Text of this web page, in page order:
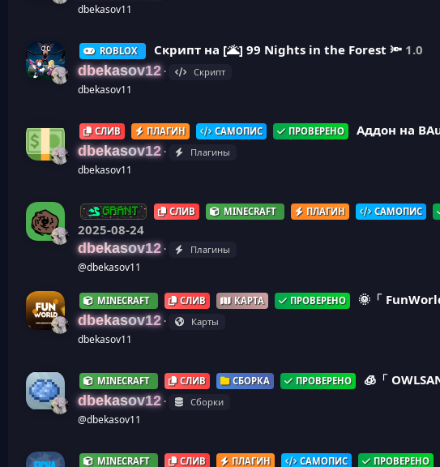
dbekasov11
ROBLOX Cкрипт на [🌋] 99 Nights in the Forest 🔦 1.0
dbekasov12
Скрипт
dbekasov11
СЛИВ ПЛАГИН САМОПИС ПРОВЕРЕНО Аддон на
dbekasov12
Плагины
dbekasov11
GRANT СЛИВ MINECRAFT ПЛАГИН САМОПИС
2025-08-24
dbekasov12
Плагины
@dbekasov11
MINECRAFT СЛИВ КАРТА ПРОВЕРЕНО 🌞「
dbekasov12
Карты
dbekasov11
MINECRAFT СЛИВ СБОРКА ПРОВЕРЕНО 🧊「
dbekasov12
Сборки
@dbekasov11
MINECRAFT СЛИВ ПЛАГИН САМОПИС ПРОВЕРЕНО